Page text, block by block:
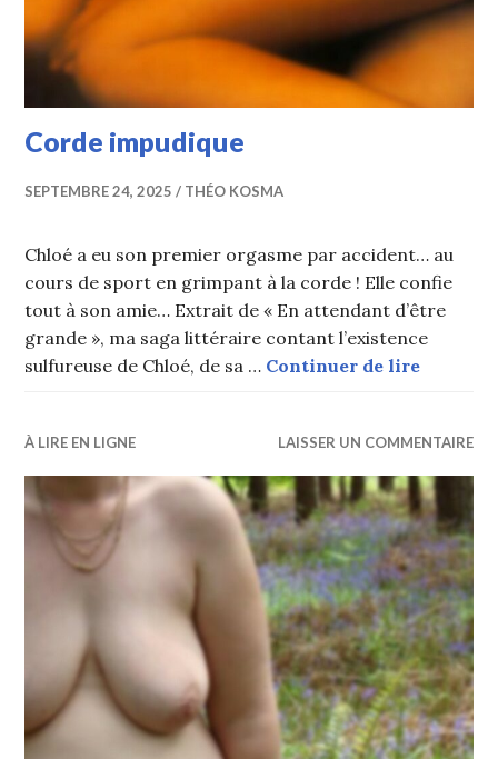
Corde impudique
SEPTEMBRE 24, 2025 THÉO KOSMA
Chloé a eu son premier orgasme par accident… au
cours de sport en grimpant à la corde ! Elle confie
tout à son amie… Extrait de « En attendant d’être
grande », ma saga littéraire contant l’existence
sulfureuse de Chloé, de sa … Continuer de lireCorde
À LIRE EN LIGNE LAISSER UN COMMENTAIRE